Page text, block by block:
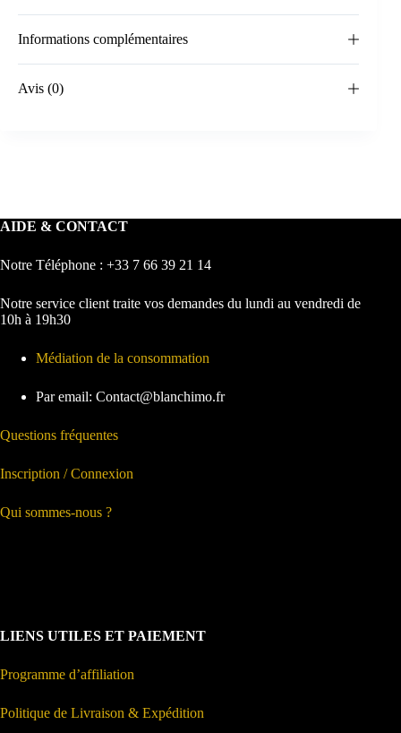
Informations complémentaires
Avis (0)
AIDE & CONTACT
Notre Téléphone : +33 7 66 39 21 14
Notre service client traite vos demandes du lundi au vendredi de
10h à 19h30
Médiation de la consommation
Par email: Contact@blanchimo.fr
Questions fréquentes
Inscription / Connexion
Qui sommes-nous ?
LIENS UTILES ET PAIEMENT
Programme d’affiliation
Politique de Livraison & Expédition